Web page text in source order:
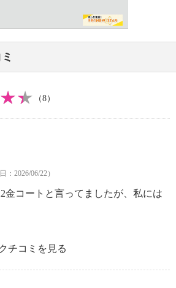
（8）
：2026/06/22）
金コートと言ってましたが、私には
チコミを見る